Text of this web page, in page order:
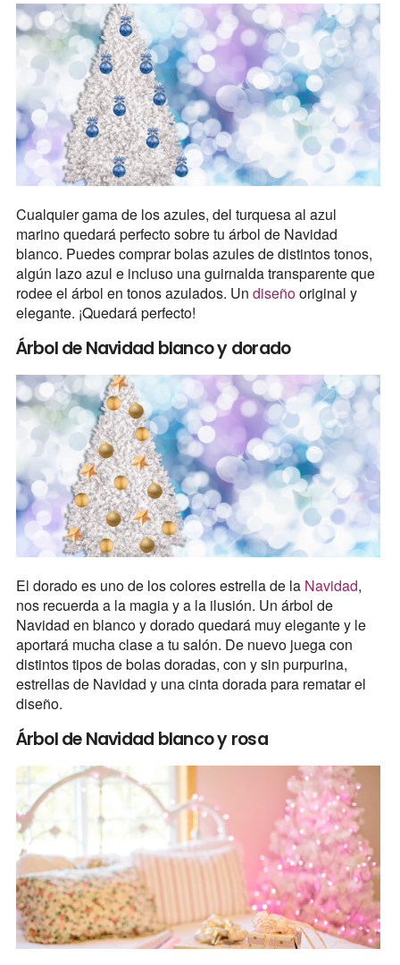
Cualquier gama de los azules, del turquesa al azul
marino quedará perfecto sobre tu árbol de Navidad
blanco. Puedes comprar bolas azules de distintos tonos,
algún lazo azul e incluso una guirnalda transparente que
rodee el árbol en tonos azulados. Un diseñooriginal y
elegante. ¡Quedará perfecto!
Árbol de Navidad blanco y dorado
El dorado es uno de los colores estrella de la Navidad,
nos recuerda a la magia y a la ilusión. Un árbol de
Navidad en blanco y dorado quedará muy elegante y le
aportará mucha clase a tu salón. De nuevo juega con
distintos tipos de bolas doradas, con y sin purpurina,
estrellas de Navidad y una cinta dorada para rematar el
diseño.
Árbol de Navidad blanco y rosa